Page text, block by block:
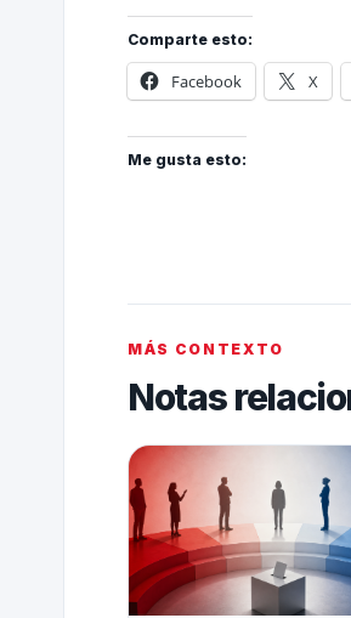
Comparte esto:
Facebook X
Me gusta esto:
MÁS CONTEXTO
Notas